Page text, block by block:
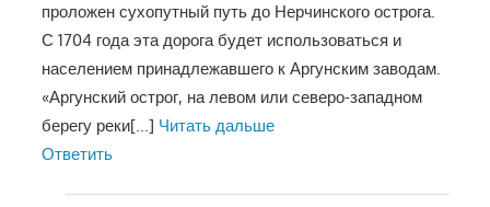
проложен сухопутный путь до Нерчинского острога.
С 1704 года эта дорога будет использоваться и
населением принадлежавшего к Аргунским заводам.
«Аргунский острог, на левом или северо-западном
берегу реки[...] Читать дальше
Ответить